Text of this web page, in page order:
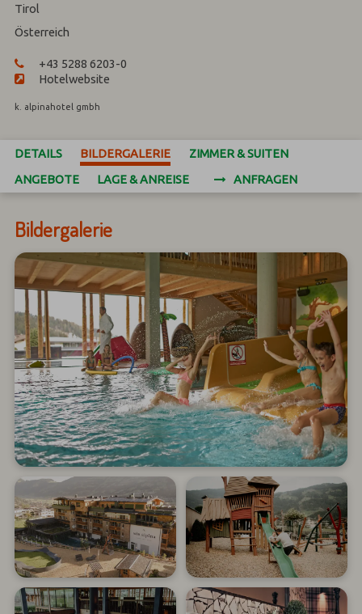
Tirol
Österreich
+43 5288 6203-0
Hotelwebsite
k. alpinahotel gmbh
DETAILS BILDERGALERIE
ZIMMER & SUITEN
ANGEBOTE
LAGE & ANREISE ANFRAGEN
Bildergalerie